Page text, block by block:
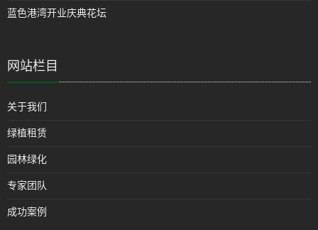
蓝色港湾开业庆典花坛
网站栏目
关于我们
绿植租赁
园林绿化
专家团队
成功案例